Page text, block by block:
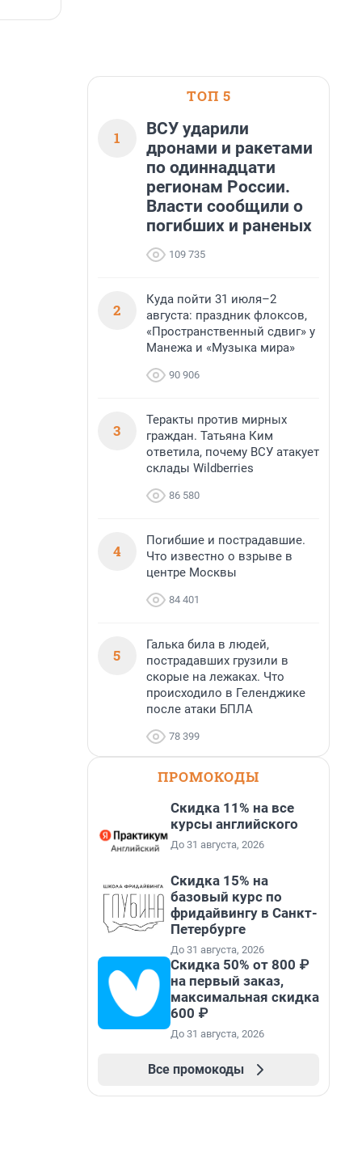
ТОП 5
1
ВСУ ударили
дронами и ракетами
по одиннадцати
регионам России.
Власти сообщили о
погибших и раненых
109 735
2
Куда пойти 31 июля–2
августа: праздник флоксов,
«Пространственный сдвиг» у
Манежа и «Музыка мира»
90 906
3
Теракты против мирных
граждан. Татьяна Ким
ответила, почему ВСУ атакует
склады Wildberries
86 580
4
Погибшие и пострадавшие.
Что известно о взрыве в
центре Москвы
84 401
5
Галька била в людей,
пострадавших грузили в
скорые на лежаках. Что
происходило в Геленджике
после атаки БПЛА
78 399
ПРОМОКОДЫ
Скидка 11% на все
курсы английского
До 31 августа, 2026
Скидка 15% на
базовый курс по
фридайвингу в Санкт-
Петербурге
До 31 августа, 2026
Скидка 50% от 800 ₽
на первый заказ,
максимальная скидка
600 ₽
До 31 августа, 2026
Все промокоды